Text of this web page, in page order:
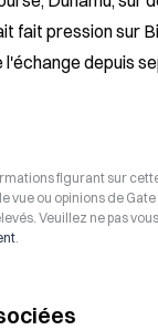
fait pression sur
l'échange depuis
figurant sur
vue ou opinions de
Veuillez ne pas
.